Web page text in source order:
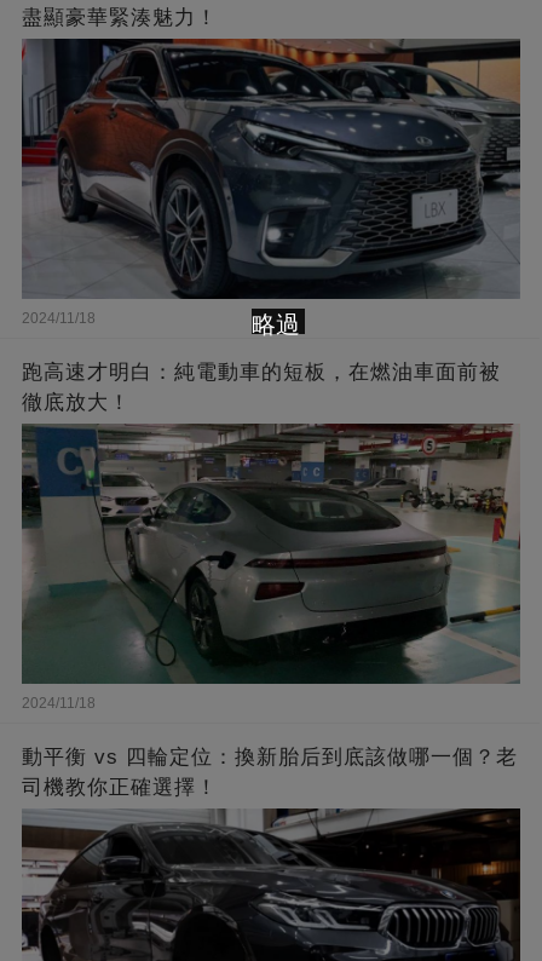
盡顯豪華緊湊魅力！
2024/11/18
跑高速才明白：純電動車的短板，在燃油車面前被
徹底放大！
2024/11/18
動平衡 vs 四輪定位：換新胎后到底該做哪一個？老
司機教你正確選擇！
略過